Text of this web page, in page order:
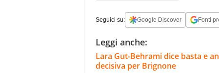
Seguici su: Google Discover Fonti
Leggi anche:
Lara Gut-Behrami dice basta e
decisiva per Brignone